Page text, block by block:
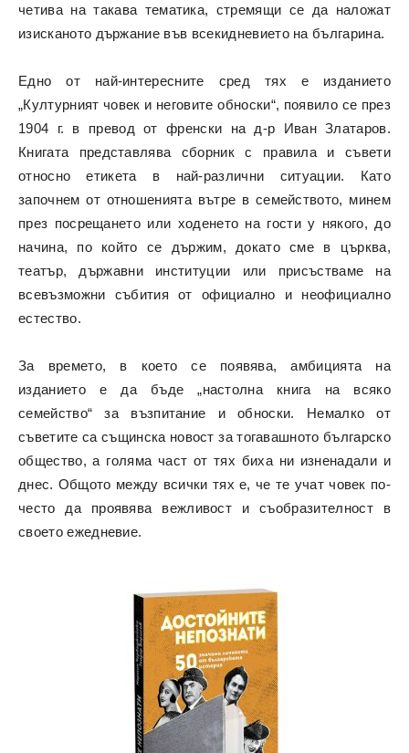
четива на такава тематика, стремящи се да наложат
изисканото държание във всекидневието на българина.
Едно от най-интересните сред тях е изданието
„Културният човек и неговите обноски“, появило се през
1904 г. в превод от френски на д-р Иван Златаров.
Книгата представлява сборник с правила и съвети
относно етикета в най-различни ситуации. Като
започнем от отношенията вътре в семейството, минем
през посрещането или ходенето на гости у някого, до
начина, по който се държим, докато сме в църква,
театър, държавни институции или присъстваме на
всевъзможни събития от официално и неофициално
естество.
За времето, в което се появява, амбицията на
изданието е да бъде „настолна книга на всяко
семейство“ за възпитание и обноски. Немалко от
съветите са същинска новост за тогавашното българско
общество, а голяма част от тях биха ни изненадали и
днес. Общото между всички тях е, че те учат човек по-
често да проявява вежливост и съобразителност в
своето ежедневие.